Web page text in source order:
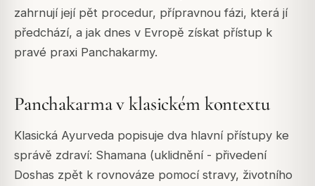
zahrnují její pět procedur, přípravnou fázi, která jí
předchází, a jak dnes v Evropě získat přístup k
pravé praxi Panchakarmy.
Panchakarma v klasickém kontextu
Klasická Ayurveda popisuje dva hlavní přístupy ke
správě zdraví: Shamana (uklidnění - přivedení
Doshas zpět k rovnováze pomocí stravy, životního